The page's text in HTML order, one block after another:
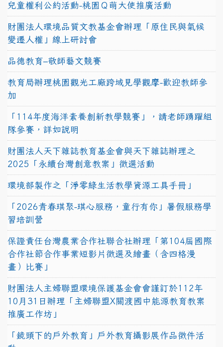
兒童權利公約活動-桃園Ｑ萌大使推廣活動
財團法人環境品質文教基金會辦理「原住民與氣候
變遷人權」線上研討會
品德教育–敬師藝文競賽
教育局辦理桃園觀光工廠跨域見學觀摩-歡迎教師參
加
「114年度海洋素養創新教學競賽」，請老師踴躍組
隊參賽，詳如說明
財團法人天下雜誌教育基金會與天下雜誌辦理之
2025「永續台灣創意教案」徵選活動
環境部製作之「淨零綠生活教學資源工具手冊」
「2026青春琪聚-琪心服務，童行有你」暑假服務學
習培訓營
保證責任台灣農業合作社聯合社辦理「第104屆國際
合作社節合作事業短影片徵選及繪畫（含四格漫
畫）比賽」
財團法人主婦聯盟環境保護基金會會謹訂於112年
10月31日辦理「主婦聯盟X關渡國中能源教育教案
推廣工作坊」
「鏡頭下的戶外教育」戶外教育攝影展作品徵件活